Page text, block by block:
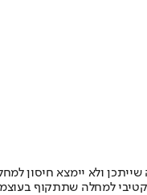
ולא יימצא חיסון
למחלה שתתקוף